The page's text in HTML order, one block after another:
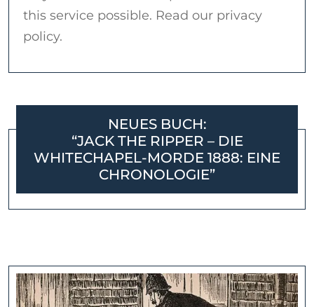
this service possible. Read our privacy
policy.
NEUES BUCH:
“JACK THE RIPPER – DIE
WHITECHAPEL-MORDE 1888: EINE
CHRONOLOGIE”